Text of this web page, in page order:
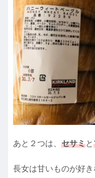
あと２つは、 セサミと
長女は甘いものが好